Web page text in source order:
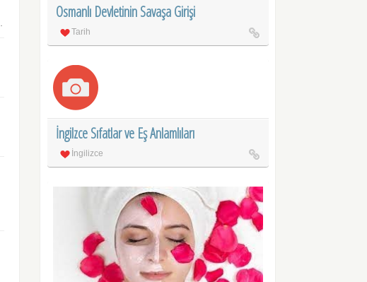
Osmanlı Devletinin Savaşa Girişi
Tarih
İngilzce Sıfatlar ve Eş Anlamlıları
İngilizce